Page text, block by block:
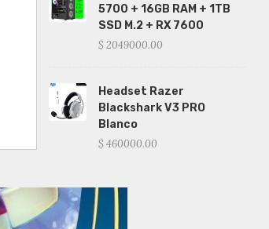
5700 + 16GB RAM + 1TB
SSD M.2 + RX 7600
$ 2049000.00
Headset Razer
Blackshark V3 PRO
Blanco
$ 460000.00